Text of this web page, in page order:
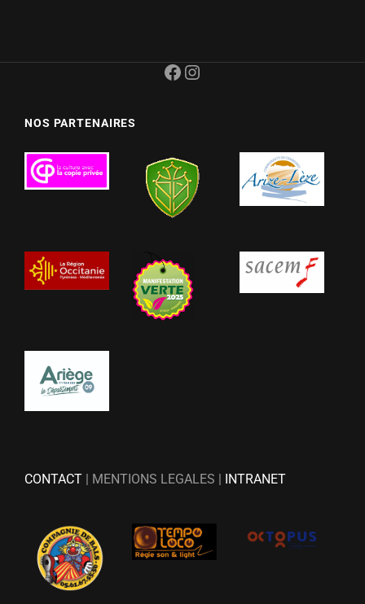
Facebook
Instagram
NOS PARTENAIRES
CONTACT | MENTIONS LEGALES | INTRANET